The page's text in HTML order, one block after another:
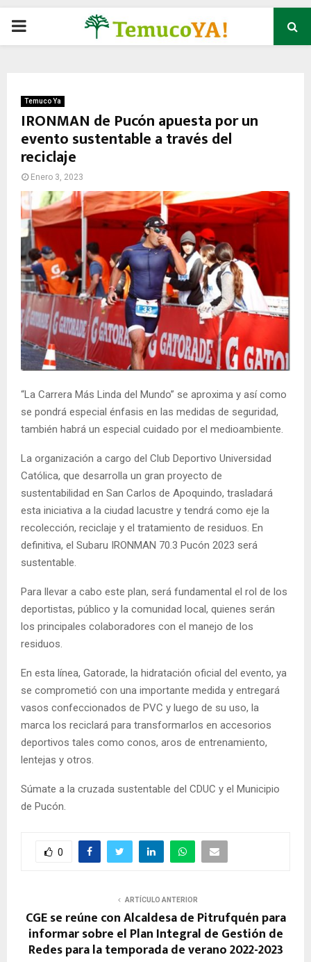
P
M
A
R
Y
M
E
N
Temuco Ya
IRONMAN de Pucón apuesta por un
evento sustentable a través del
reciclaje
Enero 3, 2023
“La Carrera Más Linda del Mundo” se aproxima y así como
se pondrá especial énfasis en las medidas de seguridad,
también habrá un especial cuidado por el medioambiente.
La organización a cargo del Club Deportivo Universidad
Católica, que desarrolla un gran proyecto de
sustentabilidad en San Carlos de Apoquindo, trasladará
esta iniciativa a la ciudad lacustre y tendrá como eje la
recolección, reciclaje y el tratamiento de residuos. En
definitiva, el Subaru IRONMAN 70.3 Pucón 2023 será
sustentable.
Para llevar a cabo este plan, será fundamental el rol de los
deportistas, público y la comunidad local, quienes serán
los principales colaboradores con el manejo de los
residuos.
En esta línea, Gatorade, la hidratación oficial del evento, ya
se comprometió con una importante medida y entregará
vasos confeccionados de PVC y luego de su uso, la
marca los reciclará para transformarlos en accesorios
deportivos tales como conos, aros de entrenamiento,
lentejas y otros.
Súmate a la cruzada sustentable del CDUC y el Municipio
de Pucón.
0
ARTÍCULO ANTERIOR
CGE se reúne con Alcaldesa de Pitrufquén para
informar sobre el Plan Integral de Gestión de
Redes para la temporada de verano 2022-2023